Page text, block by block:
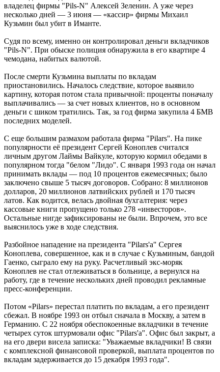
владелец фирмы "Pils-N" Алексей Зеленин. А уже через
несколько дней — 3 июня — «кассир» фирмы Михаил
Кузьмин был убит в Иманте.
Судя по всему, именно он контролировал деньги вкладчиков
"Pils-N". При обыске полиция обнаружила в его квартире 4
чемодана, набитых валютой.
После смерти Кузьмина выплаты по вкладам
приостановились. Началось следствие, которое выявило
картину, которая потом стала привычной: проценты поначалу
выплачивались — за счет новых клиентов, но в основном
деньги с шиком тратились. Так, за год фирма закупила 4 БМВ
последних моделей.
С еще большим размахом работала фирма "Pilars". На пике
популярности её президент Сергей Коноплев считался
личным другом Лаймы Вайкуле, которую кормил обедами в
популярном тогда "белом "Лидо". С января 1993 года он начал
принимать вклады — под 10 процентов ежемесячных; было
заключено свыше 5 тысяч договоров. Собрано: 8 миллионов
долларов, 20 миллионов латвийских рублей и 170 тысяч
латов. Как водится, велась двойная бухгалтерия: через
кассовые книги пропущено только 278 «инвесторов».
Остальные нигде зафиксированы не были. Впрочем, это все
выяснилось уже в ходе следствия.
Разбойное нападение на президента "Pilars'а" Сергея
Коноплева, совершенное, как и в случае с Кузьминым, бандой
Гаенко, сыграло ему на руку. Расчетливый экс-моряк
Коноплев не стал отлеживаться в больнице, а вернулся на
работу, где в течение нескольких дней проводил рекламные
пресс-конференции.
Потом «Pilars» перестал платить по вкладам, а его президент
сбежал. В ноябре 1993 он отбыл сначала в Москву, а затем в
Германию. С 22 ноября обеспокоенные вкладчики в течение
четырех суток штурмовали офис "Pilars'а". Офис был закрыт, а
на его двери висела записка: "Уважаемые вкладчики! В связи
с комплексной финансовой проверкой, выплата процентов по
вкладам задерживается до 15 декабря 1993 года".